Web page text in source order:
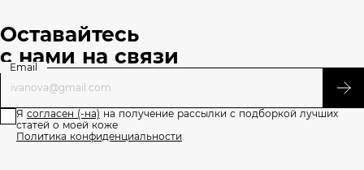
Оставайтесь
с нами на связи
Email
Я согласен (-на) на получение рассылки с подборкой лучших
статей о моей коже
Политика конфиденциальности